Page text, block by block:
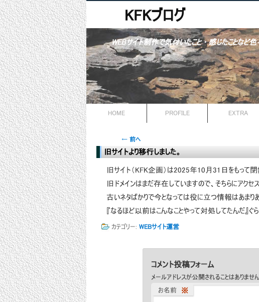
KFKブログ
WEBサイト制作で気付いたこと・感じたことなど色
HOME PROFILE EXTRA
投稿ナビゲーション
← 前へ
旧サイトより移行しました。
旧サイト（KFK企画）は2025年10月31日をもって閉
旧ドメインはまだ存在していますので、そちらにアク
古いネタばかりで今となっては役に立つ情報はあまりあ
『なるほど以前はこんなことやって対処してたんだ』
カテゴリー: WEBサイト運営
コメント投稿フォーム
メールアドレスが公開されることはありません
お名前
※